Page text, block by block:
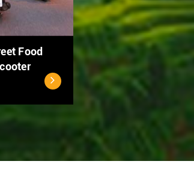
City - Cu
Full Day
MEKONG DELTA 2
DAYS: CAN THO –
DONG THAP
$94.00